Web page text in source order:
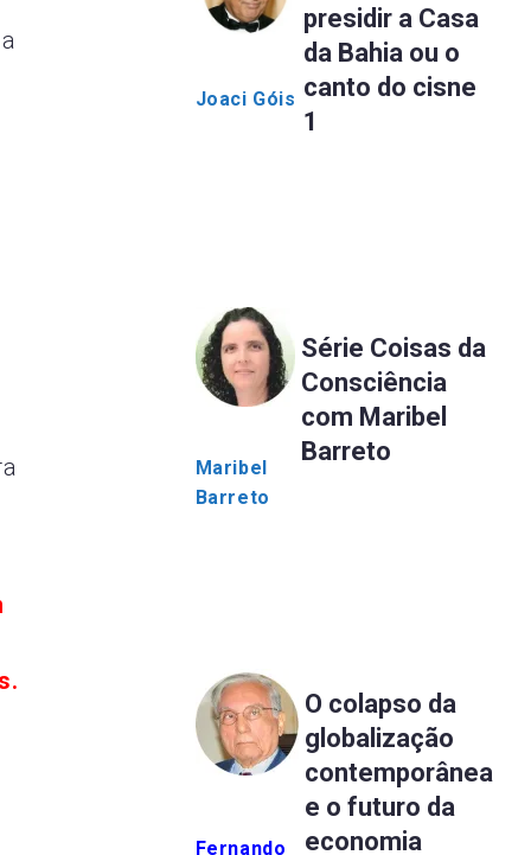
Joaci Góis
presidir a Casa
da Bahia ou o
canto do cisne
1
Maribel
Barreto
Série Coisas da
Consciência
com Maribel
Barreto
Fernando
O colapso da
globalização
contemporânea
e o futuro da
economia